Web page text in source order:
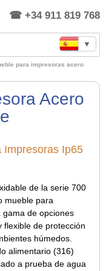
+34 911 819 768
▼
para impresoras acero
Acero
Impresoras Ip65
de la serie 700
mueble para
gama de opciones
flexible de protección
húmedos.
alimentario (316)
a prueba de agua